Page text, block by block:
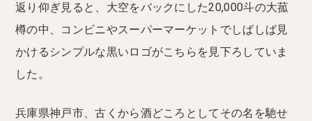
返り仰ぎ見ると、大空をバックにした20,000斗の大菰
樽の中、コンビニやスーパーマーケットでしばしば見
かけるシンプルな黒いロゴがこちらを見下ろしていま
した。
兵庫県神戸市、古くから酒どころとしてその名を馳せ